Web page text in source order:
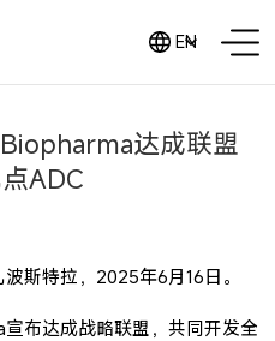
EN
达成联盟
ADC
斯特拉，2025年6月16日。
布达成战略联盟，共同开发全